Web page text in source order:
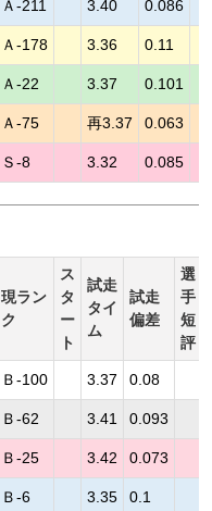
Ａ-211 3.40 0.086
Ａ-178 3.36 0.11
Ａ-22 3.37 0.101
Ａ-75 再3.37 0.063
Ｓ-8 3.32 0.085
現ラン
ク
ス
タ
ー
ト
試走
タイ
ム
試走
偏差
選
手
短
評
Ｂ-100 3.37 0.08
Ｂ-62 3.41 0.093
Ｂ-25 3.42 0.073
Ｂ-6 3.35 0.1